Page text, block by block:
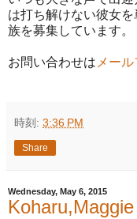
は打ち解けない彼女
族を募集しています。
お問い合わせは メー
時刻: 3:36 PM
Share
Wednesday, May 6, 2015